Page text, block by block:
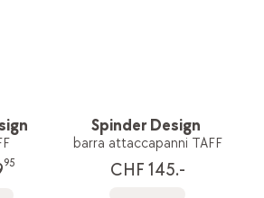
95
Spinder Design
barra attaccapanni TAFF
CHF 145.-